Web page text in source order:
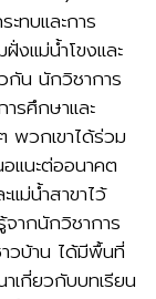
ทบและการ
งแม่น้ำโขงและ
กัน นักวิชาการ
ารศึกษาและ
พวกเขาได้ร่วม
แนะต่ออนาคต
ม่น้ำสาขาไว้
ากนักวิชาการ
วบ้าน ได้มีพื้นที่
เกี่ยวกับบทเรียน